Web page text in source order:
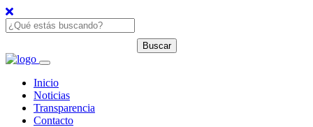
Inicio
Noticias
Transparencia
Contacto